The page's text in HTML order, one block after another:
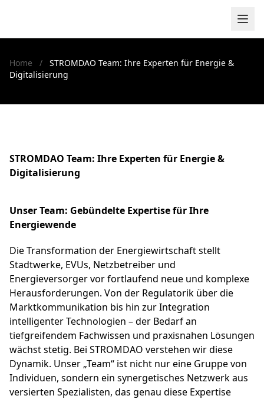
Home /
STROMDAO Team: Ihre Experten für Energie &
Digitalisierung
STROMDAO Team: Ihre Experten für Energie &
Digitalisierung
Unser Team: Gebündelte Expertise für Ihre
Energiewende
Die Transformation der Energiewirtschaft stellt
Stadtwerke, EVUs, Netzbetreiber und
Energieversorger vor fortlaufend neue und komplexe
Herausforderungen. Von der Regulatorik über die
Marktkommunikation bis hin zur Integration
intelligenter Technologien – der Bedarf an
tiefgreifendem Fachwissen und praxisnahen Lösungen
wächst stetig. Bei STROMDAO verstehen wir diese
Dynamik. Unser „Team“ ist nicht nur eine Gruppe von
Individuen, sondern ein synergetisches Netzwerk aus
versierten Spezialisten, das genau diese Expertise